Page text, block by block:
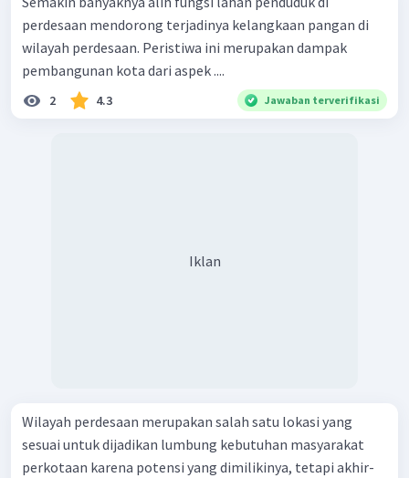
perdesaan mendorong terjadinya kelangkaan pangan di
wilayah perdesaan. Peristiwa ini merupakan dampak
pembangunan kota dari aspek ....
2 4.3 Jawaban terverifikasi
Iklan
Wilayah perdesaan merupakan salah satu lokasi yang
sesuai untuk dijadikan lumbung kebutuhan masyarakat
perkotaan karena potensi yang dimilikinya, tetapi akhir-